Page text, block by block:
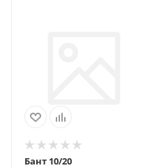
Бант 10/20